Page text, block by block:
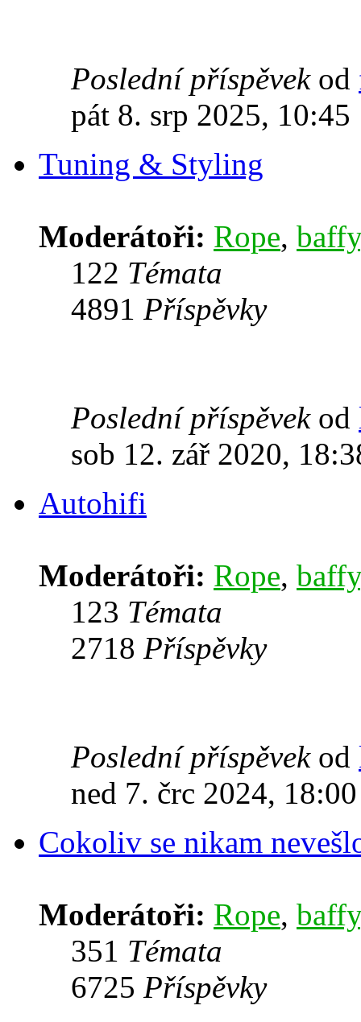
Poslední příspěvekod
pát 8. srp 2025, 10:45
Tuning & Styling
Moderátoři: Rope, baffy
122 Témata
4891 Příspěvky
Poslední příspěvekod
sob 12. zář 2020,
Autohifi
Moderátoři: Rope, baffy
123 Témata
2718 Příspěvky
Poslední příspěvekod
ned 7. črc 2024, 18:00
Cokoliv se nikam
Moderátoři: Rope, baffy
351 Témata
6725 Příspěvky